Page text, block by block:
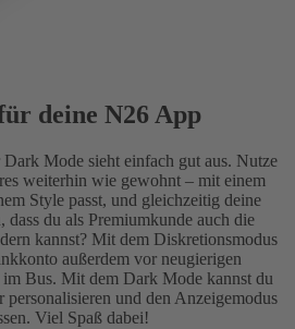
deine N26 App
Mode sieht einfach gut aus. Nutze
weiterhin wie gewohnt – mit einem
Style passt, und gleichzeitig deine
dass du als Premiumkunde auch die
kannst? Mit dem Diskretionsmodus
außerdem vor neugierigen
Bus. Mit dem Dark Mode kannst du
und den Anzeigemodus
Viel Spaß dabei!